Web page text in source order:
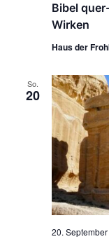
Bibel
Wirken
Haus der
So.
20
20. September